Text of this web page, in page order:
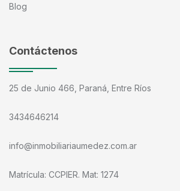
Blog
Contáctenos
25 de Junio 466, Paraná, Entre Ríos
3434646214
info@inmobiliariaumedez.com.ar
Matrícula: CCPIER. Mat: 1274